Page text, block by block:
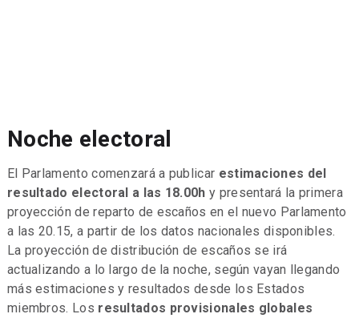
Noche electoral
El Parlamento comenzará a publicar estimaciones del
resultado electoral a las 18.00h y presentará la primera
proyección de reparto de escaños en el nuevo Parlamento
a las 20.15, a partir de los datos nacionales disponibles.
La proyección de distribución de escaños se irá
actualizando a lo largo de la noche, según vayan llegando
más estimaciones y resultados desde los Estados
miembros. Los resultados provisionales globales